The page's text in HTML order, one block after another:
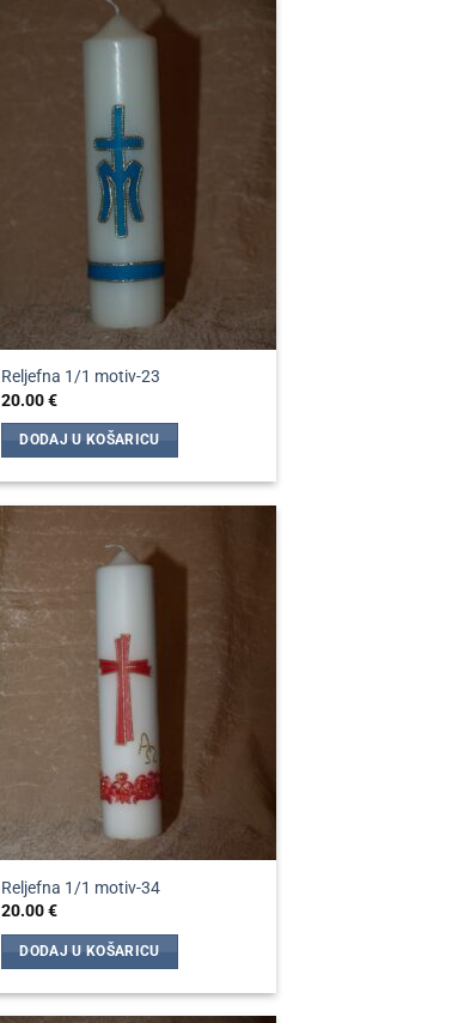
Reljefna 1/1 motiv-23
20.00€
DODAJ U KOŠARICU
Reljefna 1/1 motiv-34
20.00€
DODAJ U KOŠARICU